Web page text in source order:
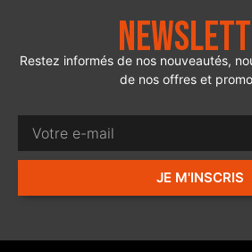
Restez informés de nos nouveautés,
de nos offres et
JE M'INSCRIS